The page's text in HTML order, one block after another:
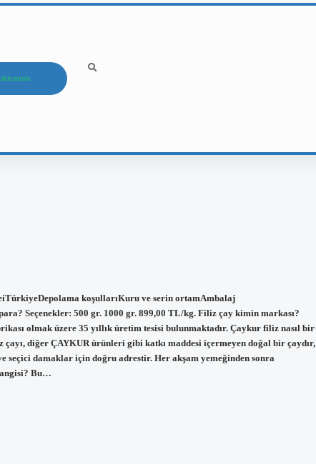
koşullarıKuru ve serin ortamAmbalaj
Seçenekler: 500 gr. 1000 gr. 899,00 TL/kg. Filiz çay kimin markası?
olmak üzere 35 yıllık üretim tesisi bulunmaktadır. Çaykur filiz nasıl bir
diğer ÇAYKUR ürünleri gibi katkı maddesi içermeyen doğal bir çaydır,
seçici damaklar için doğru adrestir. Her akşam yemeğinden sonra
Bu…